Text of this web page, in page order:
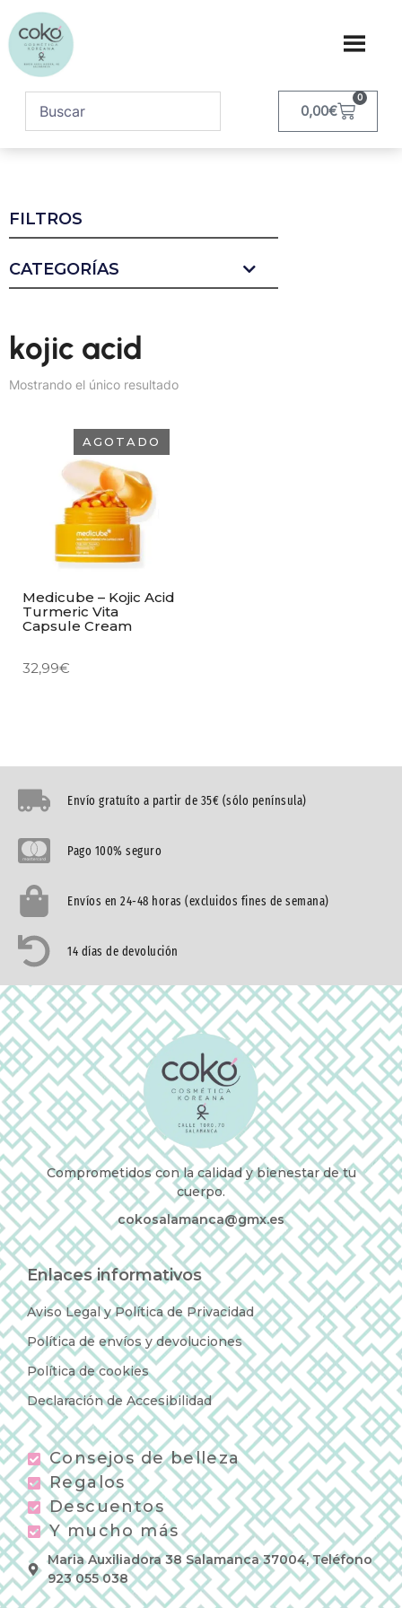
0,00€
0
FILTROS
CATEGORÍAS
kojic acid
Mostrando el único resultado
AGOTADO
Medicube – Kojic Acid
Turmeric Vita
Capsule Cream
32,99€
Envío gratuíto a partir de 35€ (sólo península)
Pago 100% seguro
Envíos en 24-48 horas (excluidos fines de semana)
14 días de devolución
Comprometidos con la calidad y bienestar de tu
cuerpo.
cokosalamanca@gmx.es
Enlaces informativos
Aviso Legal y Política de Privacidad
Política de envíos y devoluciones
Política de cookies
Declaración de Accesibilidad
Consejos de belleza
Regalos
Descuentos
Y mucho más
Maria Auxiliadora 38 Salamanca 37004, Teléfono
923 055 038